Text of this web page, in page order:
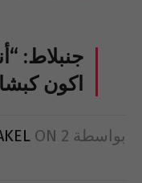
جنبلاط:
اكون
بواسطة ON 2 فبراير 2012